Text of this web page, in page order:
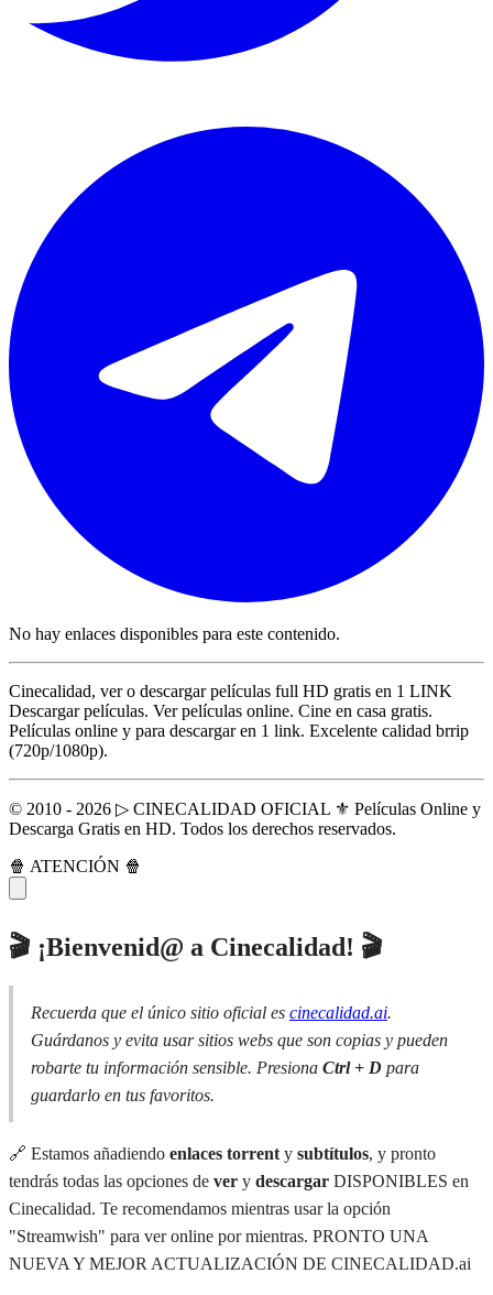
No hay enlaces disponibles para este contenido.
Cinecalidad, ver o descargar películas full HD gratis en 1 LINK
Descargar películas. Ver películas online. Cine en casa gratis.
Películas online y para descargar en 1 link. Excelente calidad brrip
(720p/1080p).
© 2010 - 2026 ▷ CINECALIDAD OFICIAL ⚜️ Películas Online y
Descarga Gratis en HD. Todos los derechos reservados.
🍿 ATENCIÓN 🍿
🎬 ¡Bienvenid@ a Cinecalidad! 🎬
Recuerda que el único sitio oficial es cinecalidad.ai.
Guárdanos y evita usar sitios webs que son copias y pueden
robarte tu información sensible. Presiona Ctrl + D para
guardarlo en tus favoritos.
🔗 Estamos añadiendo enlaces torrent y subtítulos, y pronto
tendrás todas las opciones de ver y descargar DISPONIBLES en
Cinecalidad. Te recomendamos mientras usar la opción
"Streamwish" para ver online por mientras. PRONTO UNA
NUEVA Y MEJOR ACTUALIZACIÓN DE CINECALIDAD.ai